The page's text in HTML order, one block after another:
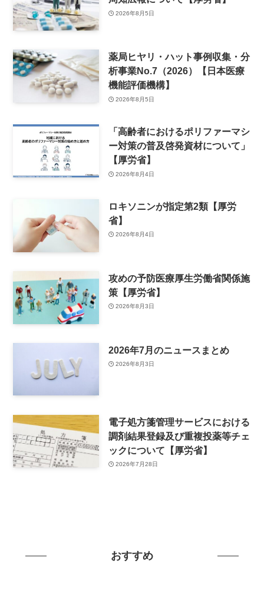
2026年8月5日
薬局ヒヤリ・ハット事例収集・分
析事業No.7（2026）【日本医療
機能評価機構】
2026年8月5日
「高齢者におけるポリファーマシ
ー対策の普及啓発資材について」
【厚労省】
2026年8月4日
ロキソニンが指定第2類【厚労
省】
2026年8月4日
攻めの予防医療厚生労働省関係施
策【厚労省】
2026年8月3日
2026年7月のニュースまとめ
2026年8月3日
電子処方箋管理サービスにおける
調剤結果登録及び重複投薬等チェ
ックについて【厚労省】
2026年7月28日
おすすめ